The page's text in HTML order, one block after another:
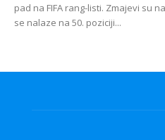
pad na FIFA rang-listi. Zmajevi su
se nalaze na 50. poziciji...